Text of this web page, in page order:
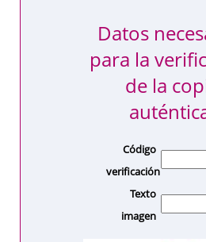
Datos
para la
de la
Código
verificación
Texto
imagen